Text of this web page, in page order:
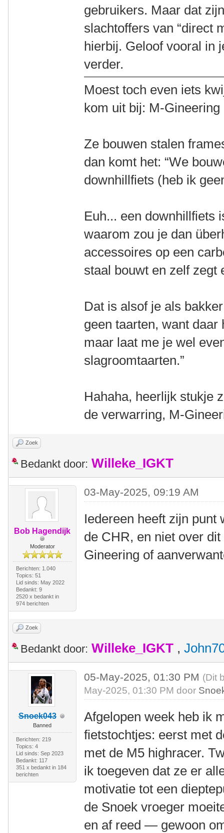
gebruikers. Maar dat
slachtoffers van “direct
hierbij. Geloof vooral in
verder.
Moest toch even iets
kom uit bij: M-
Ze bouwen stalen
dan komt het: “We
downhillfiets (heb ik
Euh... een downhillfiets
waarom zou je dan
accessoires op een
staal bouwt en zelf zegt
Dat is alsof je als
geen taarten, want
maar laat me je wel
slagroomtaarten.”
Hahaha, heerlijk stukje
de verwarring, M-
Zoek
Bedankt door: Willeke_IGKT
Bob Hagendijk
Moderator
Berichten: 1.040
Topics: 51
Lid sinds: May 2022
Bedankt: 9
2520 x bedankt in
974 berichten
03-May-2025, 09:19 AM
Iedereen heeft zijn punt
de CHR, en niet over
Gineering of
Zoek
Bedankt door: Willeke_IGKT ,
Snoek043
Banned
Berichten: 219
Topics: 4
Lid sinds: Sep 2023
Bedankt: 117
351 x bedankt in 184
berichten
05-May-2025, 01:30 PM (Dit
May-2025, 01:30 PM door
Afgelopen week heb ik
fietstochtjes: eerst met
met de M5 highracer.
ik toegeven dat ze er
motivatie tot een
de Snoek vroeger
en af reed — gewoon